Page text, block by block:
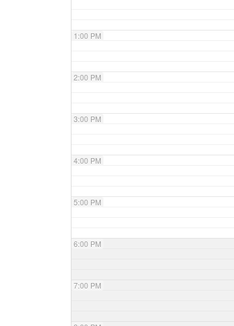
1:00 PM
2:00 PM
3:00 PM
4:00 PM
5:00 PM
6:00 PM
7:00 PM